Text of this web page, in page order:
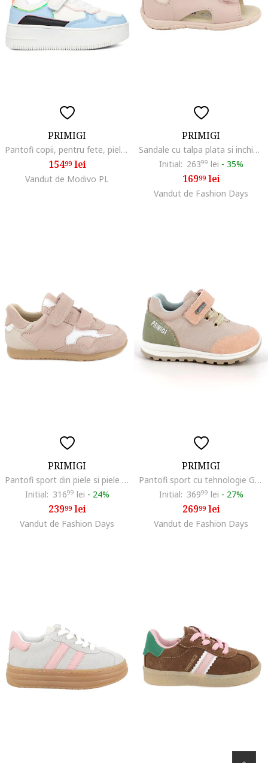
PRIMIGI
Pantofi copii, pentru fete, piele ecologica, Multicolor
15499lei
Vandut de Modivo PL
PRIMIGI
Sandale cu talpa plata si inchidere velcro, Auriu/Piersica
Initial: 26399 lei - 35%
16999lei
Vandut de Fashion Days
PRIMIGI
Pantofi sport din piele si piele intoarsa cu segment dublu cu inchidere velcro, Alb/Piersica/Bej deschis
Initial: 31699 lei - 24%
23999lei
Vandut de Fashion Days
PRIMIGI
Pantofi sport cu tehnologie Gore-Tex si sireturi elastice, Roz somon/Piersica/Verde sparanghel
Initial: 36999 lei - 27%
26999lei
Vandut de Fashion Days